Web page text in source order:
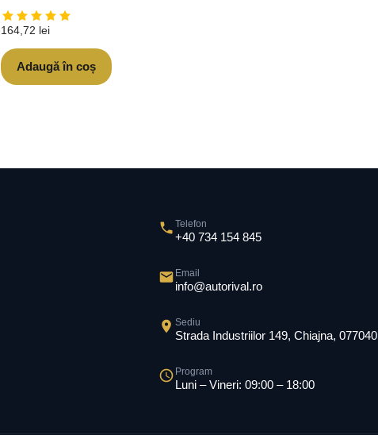
164,72 lei
Adaugă în coș
Telefon
+40 734 154 845
Email
info@autorival.ro
Sediu
Strada Industriilor 149, Chiajna, 077040
Program
Luni – Vineri: 09:00 – 18:00